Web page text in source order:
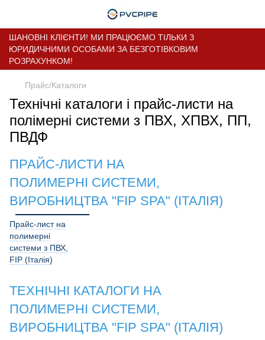
ШАНОВНІ КЛІЄНТИ! МИ ПРАЦЮЄМО ТІЛЬКИ З
ЮРИДИЧНИМИ ОСОБАМИ ЗА БЕЗГОТІВКОВИМ
РОЗРАХУНКОМ!
Прайс/Каталоги
Технічні каталоги і прайс-листи на
полімерні системи з ПВХ, ХПВХ, ПП,
ПВДФ
ПРАЙС-ЛИСТИ НА
ПОЛИМЕРНІ СИСТЕМИ,
ВИРОБНИЦТВА "FIP SPA" (ІТАЛІЯ)
Прайс-лист на
полимерні
системи з ПВХ,
FIP (Італія)
ТЕХНІЧНІ КАТАЛОГИ НА
ПОЛИМЕРНІ СИСТЕМИ,
ВИРОБНИЦТВА "FIP SPA" (ІТАЛІЯ)